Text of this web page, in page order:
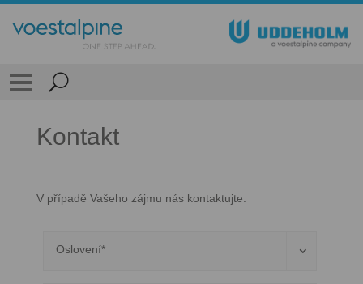
Kontakt
V případě Vašeho zájmu nás kontaktujte.
Oslovení*